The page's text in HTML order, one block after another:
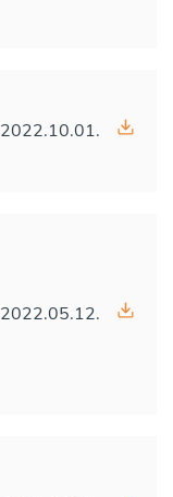
2022.10.01.
2022.05.12.